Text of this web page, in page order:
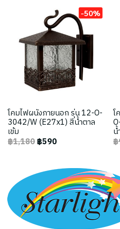
-50%
โคมไฟผนังภายนอก รุ่น 12-O-
3042/W (E27x1) สีน้ำตาล
เข้ม
฿1,180฿590
โ
น้